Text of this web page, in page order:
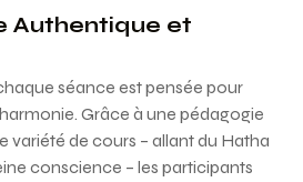
Authentique et
séance est pensée pour
Grâce à une pédagogie
variété de cours – allant du Hatha
conscience – les participants